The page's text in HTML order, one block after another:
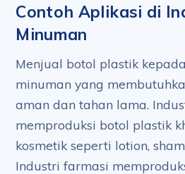
Contoh Aplikasi di
Minuman
Menjual botol plastik
minuman yang
aman dan tahan lama.
memproduksi botol plastik
kosmetik seperti lotion,
Industri farmasi